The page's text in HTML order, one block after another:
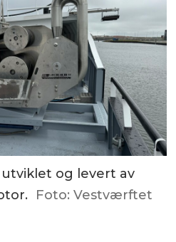
og levert av
Foto: Vestværftet